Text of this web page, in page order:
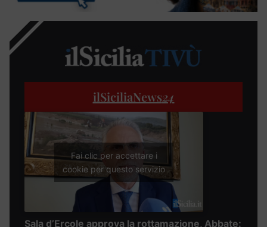
ilSiciliaNews24
Fai clic per accettare i
cookie per questo servizio
Sala d’Ercole approva la rottamazione, Abbate: